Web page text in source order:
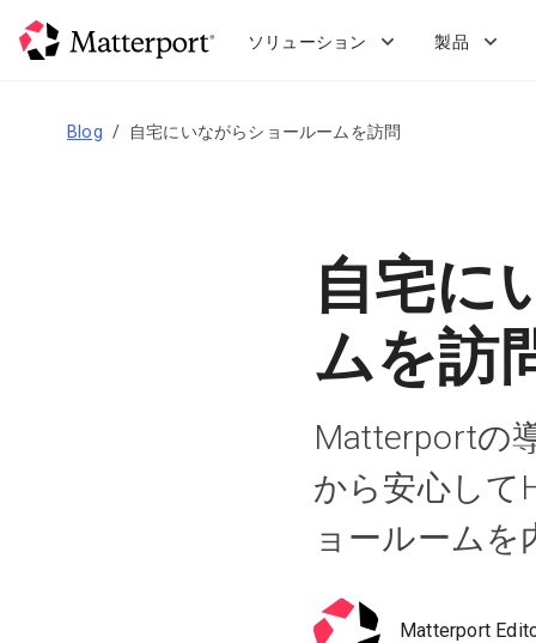
ソリューション 製品
Blog 自宅にいながらショールームを訪問
自宅に
ムを訪
Matterportの
から安心して
ョールーム
Matterport